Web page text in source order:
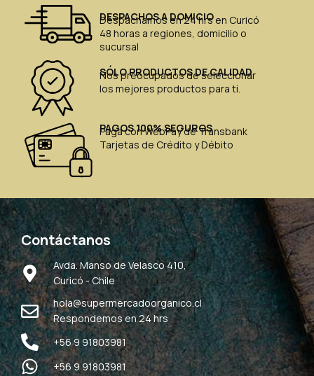
DESPACHOS A DOMICIO
Despachamos en 24 hrs en Curicó
48 horas a regiones, domicilio o
sucursal
SÓLO PRODUCTOS DE CALIDAD
Nos preocupados de seleccionar
los mejores productos para ti.
PAGOS 100% SEGUROS
Paga con WebPay de Transbank
Tarjetas de Crédito y Débito
Contáctanos
Avda. Manso de Velasco 410,
Curicó - Chile
hola@supermercadoorganico.cl
Respondemos en 24 hrs
+56 9 91803981
+56 9 91803981